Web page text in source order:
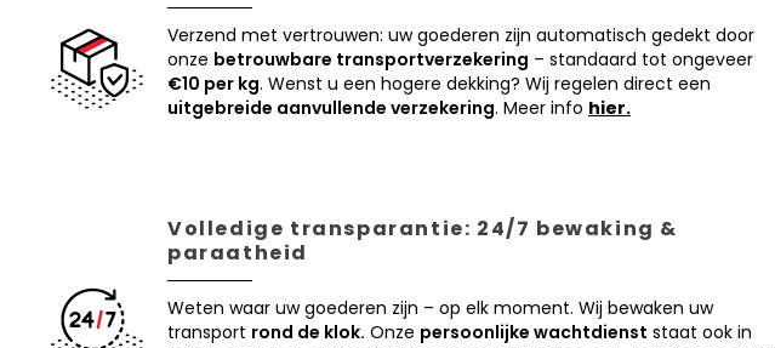
Verzend met vertrouwen: uw goederen zijn automatisch gedekt door
onze betrouwbare transportverzekering – standaard tot ongeveer
€10 per kg. Wenst u een hogere dekking? Wij regelen direct een
uitgebreide aanvullende verzekering. Meer info hier.
Volledige transparantie: 24/7 bewaking &
paraatheid
Weten waar uw goederen zijn – op elk moment. Wij bewaken uw
transport rond de klok. Onze persoonlijke wachtdienst staat ook in